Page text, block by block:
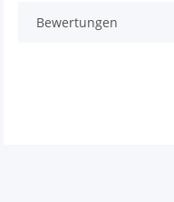
Bewertungen